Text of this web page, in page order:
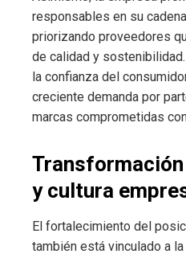
responsables en su
priorizando proveedores
de calidad y
la confianza del
creciente demanda por
marcas comprometidas
y cultura
El fortalecimiento del
también está vinculado a